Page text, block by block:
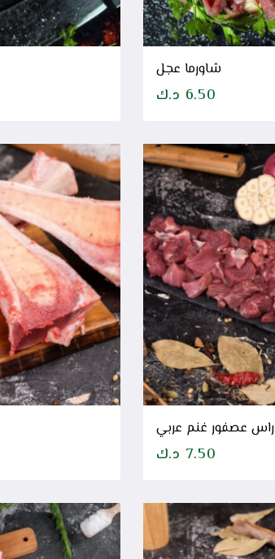
شاورما عجل
6.50 د.ك
راس عصفور غنم عربي
7.50 د.ك